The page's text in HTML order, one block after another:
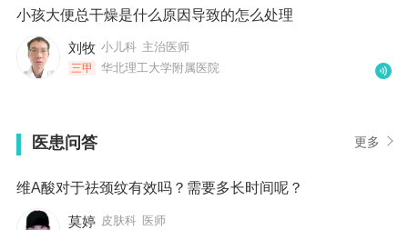
小孩大便总干燥是什么原因导致的怎么处理
刘牧 小儿科 主治医师
三甲 华北理工大学附属医院
医患问答 更多
维A酸对于祛颈纹有效吗？需要多长时间呢？
莫婷 皮肤科 医师